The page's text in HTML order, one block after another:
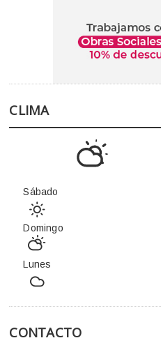
CLIMA
Sábado
Domingo
Lunes
CONTACTO